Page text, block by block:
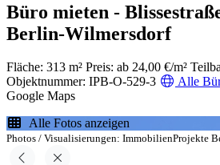
Büro mieten -
Berlin-Wilmersdorf
Fläche: 313 m² Preis: ab 24,00 €/m²
Objektnummer: IPB-O-529-3
Alle
Google Maps
Alle Fotos anzeigen
Photos / Visualisierungen: ImmobilienProjekte